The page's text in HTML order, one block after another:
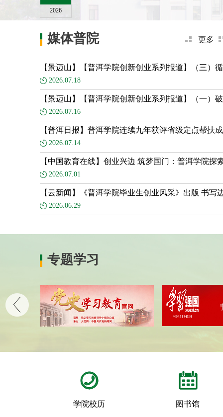
2026
更多
媒体普院
【景迈山】【普洱学院创新创业系列报道】（三）
2026.07.18
【景迈山】【普洱学院创新创业系列报道】（一）
2026.07.16
【普洱日报】普洱学院连续九年获评省级定点帮扶
2026.07.14
【中国教育在线】创业兴边 筑梦国门：普洱学院探
2026.07.01
【云新闻】《普洱学院毕业生创业风采》出版 书写
2026.06.29
专题学习
学院校历 图书馆